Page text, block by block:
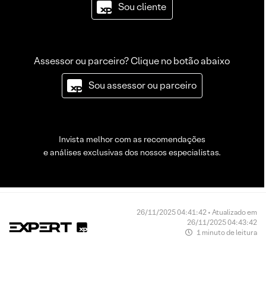
Sou cliente
Assessor ou parceiro? Clique no botão abaixo
Sou assessor ou parceiro
Invista melhor com as recomendações
e análises exclusivas dos nossos especialistas.
26/11/2025 04:41:42 • Atualizado em
26/11/2025 04:43:42
1 minuto de leitura